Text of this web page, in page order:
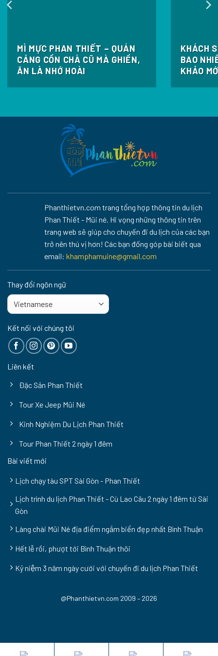
MÌ MỰC PHAN THIẾT – QUÁN
CẢNG CỒN CHÀ CŨ MÀ GHIỀN,
ĂN LÀ NHỚ HOÀI
KHÁCH
BAO
KHẢO
Phanthietvn.com trang tổng hợp thông tin du lịch
Phan Thiết - Mũi né. Hi vọng những thông tin trên
trang web sẽ giúp cho chuyến đi du lịch của các bạn
trở nên thú vị hơn! Các bạn đống góp bài biết qua
email: khamphamuine@gmail.com
Thay đổi ngôn ngữ
Kết nối với chúng tôi
Liên kết
Đặc Sản Phan Thiết
Tour Xe Jeep Mũi Né
Kinh Nghiệm Du Lịch Phan Thiết
Tour Phan Thiết 2 ngày 1 đêm
Bài viết mới
Lịch chạy tàu SPT Sài Gòn - Phan Thiết
Lịch trình du lịch Phan Thiết - Cù Lao Câu 2 ngày 1 đêm từ Sài
Gòn
Làng chài Mũi Né địa điểm ngắm biển đẹp nhất Bình Thuận
Hết lễ rồi, phượt tới Bình Thuận thôi
Kỷ niệm 3 năm ngày cưới với chuyến đi du lịch Phan Thiết
@Phanthietvn.com 2009 – 2026